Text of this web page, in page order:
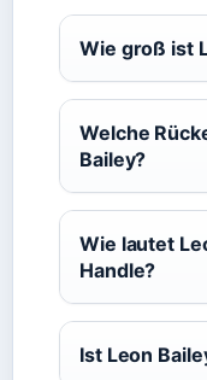
Wie groß ist
Welche
Bailey?
Wie lautet
Handle?
Ist Leon